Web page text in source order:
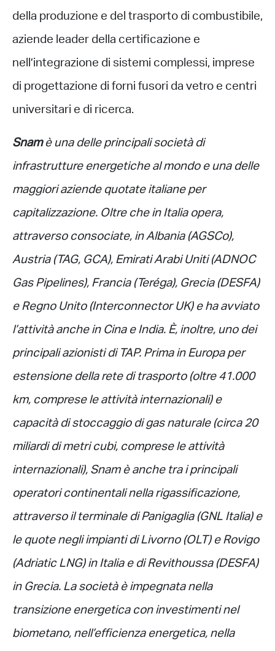
della produzione e del trasporto di combustibile,
aziende leader della certificazione e
nell’integrazione di sistemi complessi, imprese
di progettazione di forni fusori da vetro e centri
universitari e di ricerca.
Snamè una delle principali società di
infrastrutture energetiche al mondo e una delle
maggiori aziende quotate italiane per
capitalizzazione. Oltre che in Italia opera,
attraverso consociate, in Albania (AGSCo),
Austria (TAG, GCA), Emirati Arabi Uniti (ADNOC
Gas Pipelines), Francia (Teréga), Grecia (DESFA)
e Regno Unito (Interconnector UK) e ha avviato
l’attività anche in Cina e India. È, inoltre, uno dei
principali azionisti di TAP. Prima in Europa per
estensione della rete di trasporto (oltre 41.000
km, comprese le attività internazionali) e
capacità di stoccaggio di gas naturale (circa 20
miliardi di metri cubi, comprese le attività
internazionali), Snam è anche tra i principali
operatori continentali nella rigassificazione,
attraverso il terminale di Panigaglia (GNL Italia) e
le quote negli impianti di Livorno (OLT) e Rovigo
(Adriatic LNG) in Italia e di Revithoussa (DESFA)
in Grecia. La società è impegnata nella
transizione energetica con investimenti nel
biometano, nell’efficienza energetica, nella